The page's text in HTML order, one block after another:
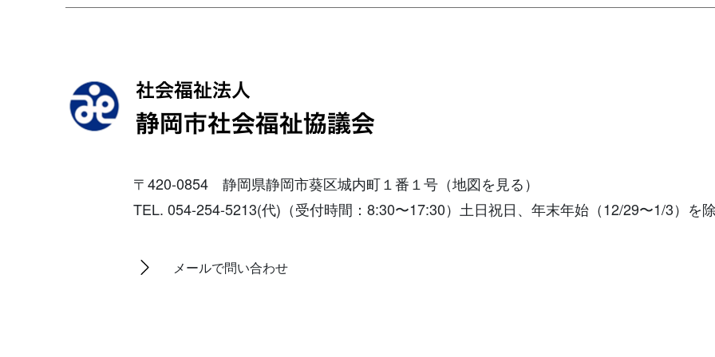
〒420-0854 静岡県静岡市葵区城内町１番１号 （地図を見る）
TEL. 054-254-5213(代)（受付時間：8:30〜17:30）土日祝日、年末年始（12/29〜1/3）を
メールで問い合わせ